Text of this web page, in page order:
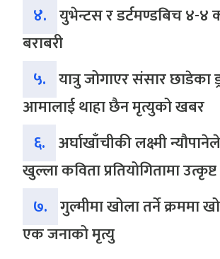
४. युभेन्टस र डर्टमण्डबिच ४-४
बराबरी
५. यात्रु जोगाएर संसार छाडेका
आमालाई थाहा छैन मृत्युको खबर
६. अर्घाखाँचीकी लक्ष्मी
खुल्ला कविता प्रतियोगितामा
७. गुल्मीमा खोला तर्ने क्रममा
एक जनाको मृत्यु